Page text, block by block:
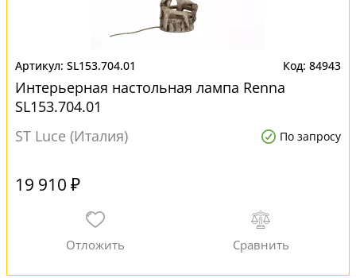
SL153.704.01 84943
Интерьерная настольная лампа Renna
SL153.704.01
ST Luce (Италия)
По запросу
19 910 ₽